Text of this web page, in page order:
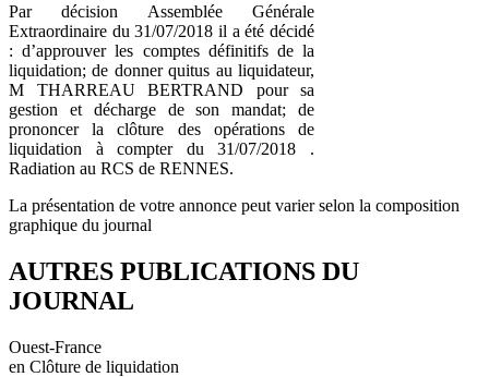
Par décision Assemblée Générale
Extraordinaire du 31/07/2018 il a été décidé
: d’approuver les comptes définitifs de la
liquidation; de donner quitus au liquidateur,
M THARREAU BERTRAND pour sa
gestion et décharge de son mandat; de
prononcer la clôture des opérations de
liquidation à compter du 31/07/2018 .
Radiation au RCS de RENNES.
La présentation de votre annonce peut varier selon la composition
graphique du journal
AUTRES PUBLICATIONS DU
JOURNAL
Ouest-France
en Clôture de liquidation